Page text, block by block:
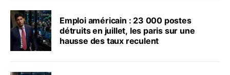
Emploi américain : 23 000 postes
détruits en juillet, les paris sur une
hausse des taux reculent